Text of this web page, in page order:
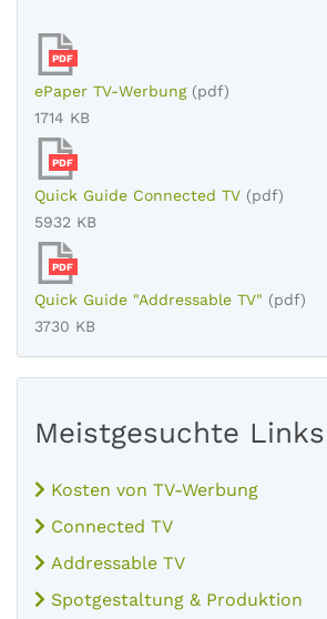
PDF
ePaper TV-Werbung (pdf)
1714 KB
PDF
Quick Guide Connected TV (pdf)
5932 KB
PDF
Quick Guide "Addressable TV" (pdf)
3730 KB
Meistgesuchte Links
Kosten von TV-Werbung
Connected TV
Addressable TV
Spotgestaltung & Produktion